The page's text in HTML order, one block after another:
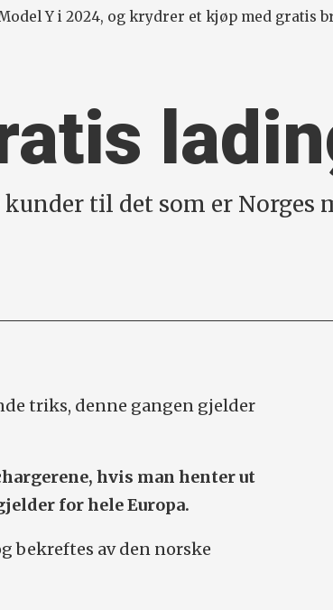
Y i 2024, og krydrer et kjøp med gratis
til det som er Norges
triks, denne gangen gjelder
hvis man henter ut
for hele Europa.
bekreftes av den norske